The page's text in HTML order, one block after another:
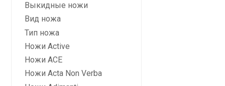
Выкидные ножи
Вид ножа
Тип ножа
Ножи Active
Ножи ACE
Ножи Acta Non Verba